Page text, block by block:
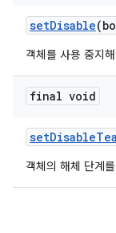
setDisable
객체를 사용 중지
final void
setDisable
객체의 해체 단계